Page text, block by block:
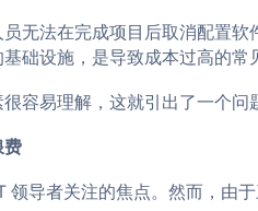
无法在完成项目后取消配置
础设施，是导致成本过高的常
容易理解，这就引出了一个
费
领导者关注的焦点。然而，由